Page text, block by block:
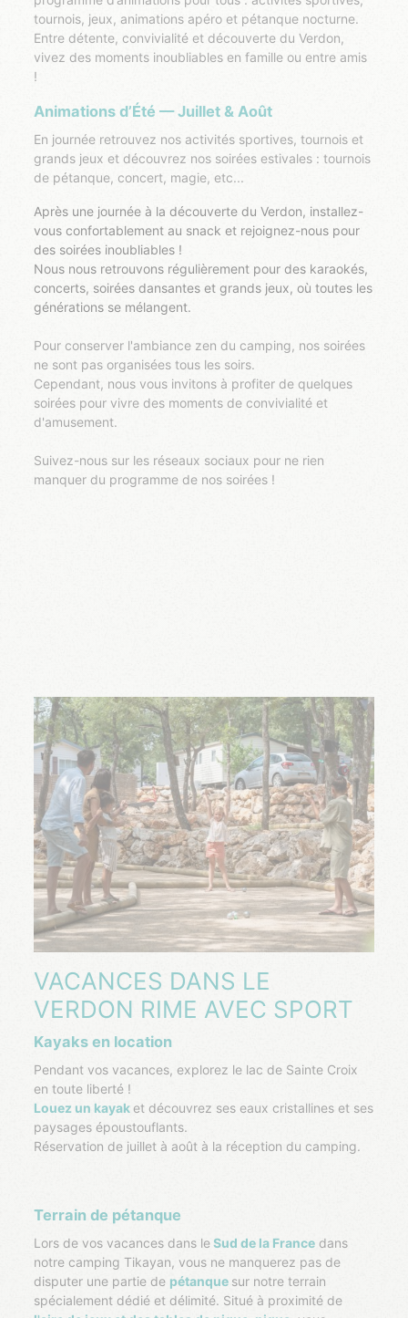
tournois, jeux, animations apéro et pétanque nocturne.
Entre détente, convivialité et découverte du Verdon,
vivez des moments inoubliables en famille ou entre amis
!
Animations d’Été — Juillet & Août
En journée retrouvez nos activités sportives, tournois et
grands jeux et découvrez nos soirées estivales : tournois
de pétanque, concert, magie, etc...
Après une journée à la découverte du Verdon, installez-
vous confortablement au snack et rejoignez-nous pour
des soirées inoubliables !
Nous nous retrouvons régulièrement pour des karaokés,
concerts, soirées dansantes et grands jeux, où toutes les
générations se mélangent.
Pour conserver l'ambiance zen du camping, nos soirées
ne sont pas organisées tous les soirs.
Cependant, nous vous invitons à profiter de quelques
soirées pour vivre des moments de convivialité et
d'amusement.
Suivez-nous sur les réseaux sociaux pour ne rien
manquer du programme de nos soirées !
VACANCES DANS LE
VERDON RIME AVEC SPORT
Kayaks en location
Pendant vos vacances, explorez le lac de Sainte Croix
en toute liberté !
Louez un kayak et découvrez ses eaux cristallines et ses
paysages époustouflants.
Réservation de juillet à août à la réception du camping.
Terrain de pétanque
Lors de vos vacances dans leSud de la France dans
notre camping Tikayan, vous ne manquerez pas de
disputer une partie de pétanque sur notre terrain
spécialement dédié et délimité. Situé à proximité de